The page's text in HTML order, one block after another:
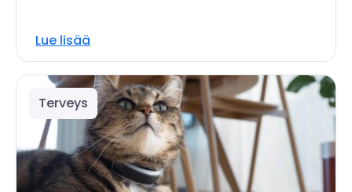
Lue lisää
Terveys